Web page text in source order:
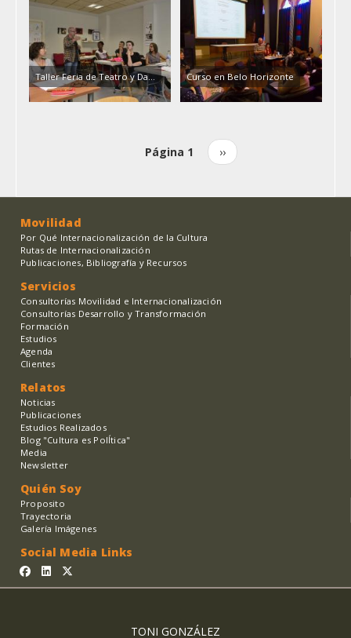
Taller Feria de Teatro y Da... Curso en Belo Horizonte
Página 1
Siguiente
página
››
Movilidad
Por Qué Internacionalización de la Cultura
Rutas de Internacionalización
Publicaciones, Bibliografía y Recursos
Servicios
Consultorías Movilidad e Internacionalización
Consultorías Desarrollo y Transformación
Formación
Estudios
Agenda
Clientes
Relatos
Noticias
Publicaciones
Estudios Realizados
Blog "Cultura es PolÍtica"
Media
Newsletter
Quién Soy
Proposito
Trayectoria
Galería Imágenes
Social Media Links
TONI GONZÁLEZ